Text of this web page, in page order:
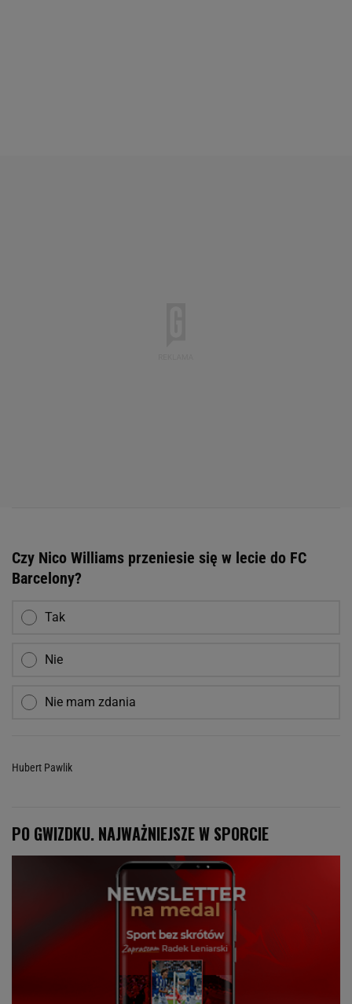
Czy Nico Williams przeniesie się w lecie do FC
Barcelony?
Tak
Nie
Nie mam zdania
Hubert Pawlik